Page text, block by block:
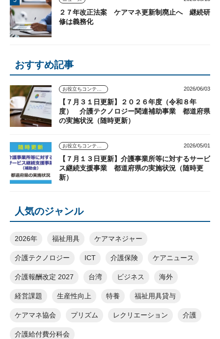
２７年改正法案 ケアマネ更新制廃止へ 継続研
修は義務化
おすすめ記事
2026/06/03
【７月３１日更新】２０２６年度（令和８年
度） 介護テクノロジー関連補助事業 都道府県
の実施状況（随時更新）
2026/05/01
【７月１３日更新】介護事業所等に対するサービ
ス継続支援事業 都道府県の実施状況（随時更
新）
人気のジャンル
2026年 福祉用具 ケアマネジャー
介護テクノロジー ICT 介護保険 ケアニュース
介護報酬改定 2027 台湾 ビジネス 海外
経営課題 生産性向上 特養 福祉用具貸与
ケアマネ協会 プリズム レクリエーション 介護
介護給付費分科会